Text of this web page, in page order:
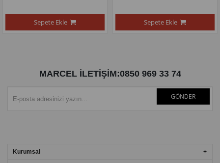
Sepete Ekle Sepete Ekle
MARCEL İLETİŞİM:0850 969 33 74
GÖNDER
Kurumsal